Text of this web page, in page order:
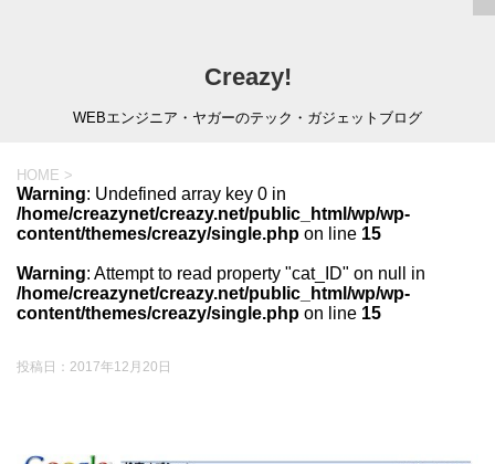
Creazy!
WEBエンジニア・ヤガーのテック・ガジェットブログ
HOME >
Warning: Undefined array key 0 in
/home/creazynet/creazy.net/public_html/wp/wp-
content/themes/creazy/single.php on line 15
Warning: Attempt to read property "cat_ID" on null in
/home/creazynet/creazy.net/public_html/wp/wp-
content/themes/creazy/single.php on line 15
投稿日： 2017年12月20日